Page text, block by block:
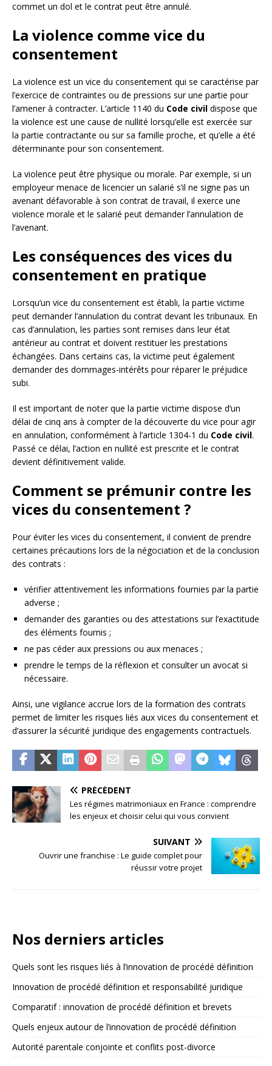
commet un dol et le contrat peut être annulé.
La violence comme vice du
consentement
La violence est un vice du consentement qui se caractérise par
l’exercice de contraintes ou de pressions sur une partie pour
l’amener à contracter. L’article 1140 du Code civil dispose que
la violence est une cause de nullité lorsqu’elle est exercée sur
la partie contractante ou sur sa famille proche, et qu’elle a été
déterminante pour son consentement.
La violence peut être physique ou morale. Par exemple, si un
employeur menace de licencier un salarié s’il ne signe pas un
avenant défavorable à son contrat de travail, il exerce une
violence morale et le salarié peut demander l’annulation de
l’avenant.
Les conséquences des vices du
consentement en pratique
Lorsqu’un vice du consentement est établi, la partie victime
peut demander l’annulation du contrat devant les tribunaux. En
cas d’annulation, les parties sont remises dans leur état
antérieur au contrat et doivent restituer les prestations
échangées. Dans certains cas, la victime peut également
demander des dommages-intérêts pour réparer le préjudice
subi.
Il est important de noter que la partie victime dispose d’un
délai de cinq ans à compter de la découverte du vice pour agir
en annulation, conformément à l’article 1304-1 du Code civil.
Passé ce délai, l’action en nullité est prescrite et le contrat
devient définitivement valide.
Comment se prémunir contre les
vices du consentement ?
Pour éviter les vices du consentement, il convient de prendre
certaines précautions lors de la négociation et de la conclusion
des contrats :
vérifier attentivement les informations fournies par la partie
adverse ;
demander des garanties ou des attestations sur l’exactitude
des éléments fournis ;
ne pas céder aux pressions ou aux menaces ;
prendre le temps de la réflexion et consulter un avocat si
nécessaire.
Ainsi, une vigilance accrue lors de la formation des contrats
permet de limiter les risques liés aux vices du consentement et
d’assurer la sécurité juridique des engagements contractuels.
PRÉCÉDENT
Les régimes matrimoniaux en France : comprendre
les enjeux et choisir celui qui vous convient
SUIVANT
Ouvrir une franchise : Le guide complet pour
réussir votre projet
Nos derniers articles
Quels sont les risques liés à l’innovation de procédé définition
Innovation de procédé définition et responsabilité juridique
Comparatif : innovation de procédé définition et brevets
Quels enjeux autour de l’innovation de procédé définition
Autorité parentale conjointe et conflits post-divorce